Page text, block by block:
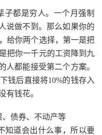
子都是穷人。一个月强制
说做不到。那么如果你的
给你两个选择，第一是把
把你一千元的工资降到九
人都能接受第二个方案。
钱后直接将10%的钱存入
有钱花。
、债券、不动产等
知道会出什么事，所以要